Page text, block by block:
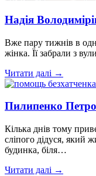
Надія
Вже пару тижнів в
жінка. Її забрали з
Читати далі →
Пилипенко
Кілька днів тому
сліпого дідуся, який
будинка, біля…
Читати далі →